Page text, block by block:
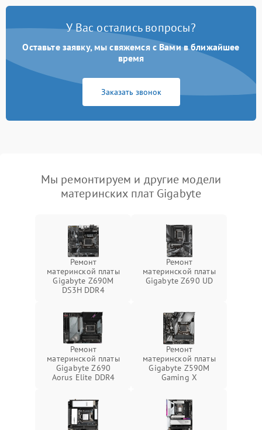
У Вас остались вопросы?
Оставьте заявку, мы свяжемся с Вами в ближайшее
время
Заказать звонок
Мы ремонтируем и другие модели
материнских плат Gigabyte
Ремонт
материнской платы
Gigabyte Z690M
DS3H DDR4
Ремонт
материнской платы
Gigabyte Z690 UD
Ремонт
материнской платы
Gigabyte Z690
Aorus Elite DDR4
Ремонт
материнской платы
Gigabyte Z590M
Gaming X